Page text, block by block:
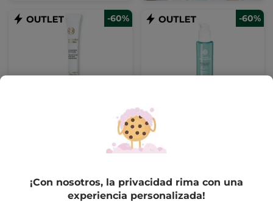
-60% -60%
Tratamiento
Embellecedor Antiedad
Aftersun
Frasco
¡Con nosotros, la privacidad rima con una
experiencia personalizada!